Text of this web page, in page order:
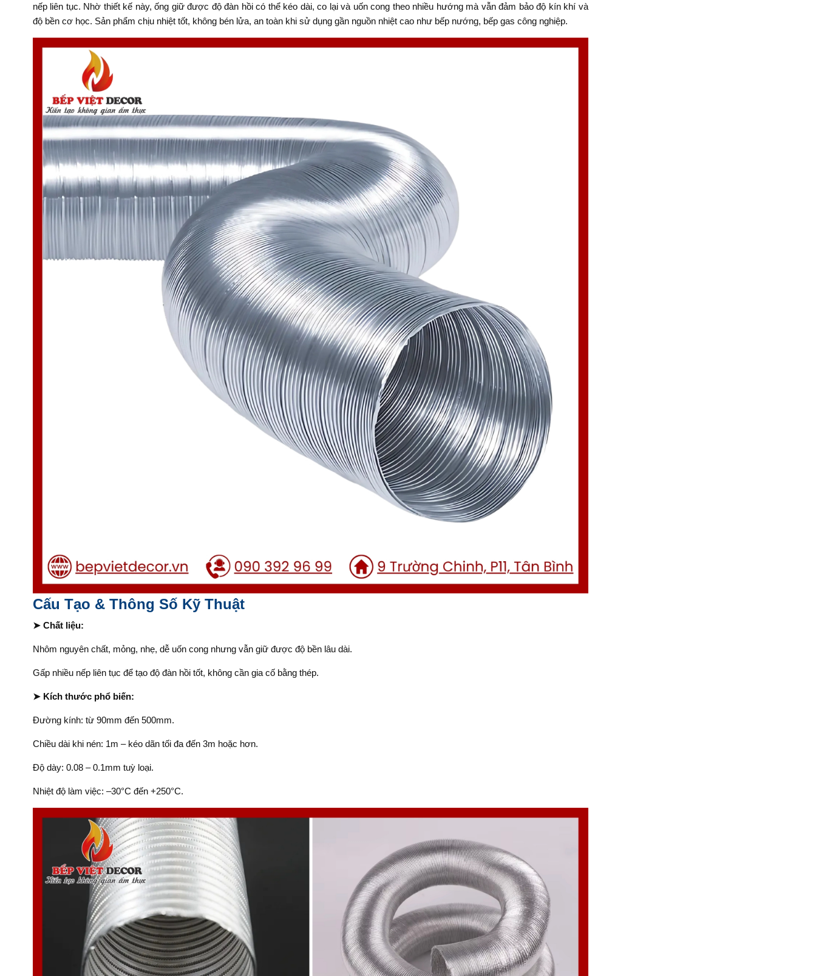
nếp liên tục. Nhờ thiết kế này, ống giữ được độ đàn hồi có thể kéo dài, co lại và uốn cong theo nhiều hướng mà vẫn đảm bảo độ kín khí và
độ bền cơ học. Sản phẩm chịu nhiệt tốt, không bén lửa, an toàn khi sử dụng gần nguồn nhiệt cao như bếp nướng, bếp gas công nghiệp.
Cấu Tạo & Thông Số Kỹ Thuật
➤ Chất liệu:
Nhôm nguyên chất, mỏng, nhẹ, dễ uốn cong nhưng vẫn giữ được độ bền lâu dài.
Gấp nhiều nếp liên tục để tạo độ đàn hồi tốt, không cần gia cố bằng thép.
➤ Kích thước phổ biến:
Đường kính: từ 90mm đến 500mm.
Chiều dài khi nén: 1m – kéo dãn tối đa đến 3m hoặc hơn.
Độ dày: 0.08 – 0.1mm tuỳ loại.
Nhiệt độ làm việc: –30°C đến +250°C.